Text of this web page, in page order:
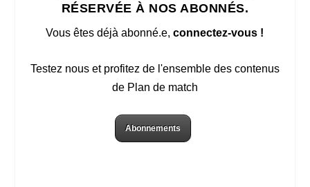
RÉSERVÉE À NOS ABONNÉS.
Vous êtes déjà abonné.e,connectez-vous !
Testez nous et profitez de l'ensemble des contenus
de Plan de match
Abonnements